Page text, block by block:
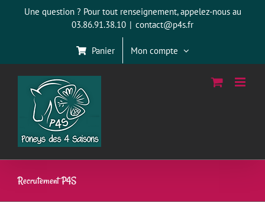
Une question ? Pour tout renseignement, appelez-nous au
03.86.91.38.10 | contact@p4s.fr
Panier Mon compte
Recrutement P4S